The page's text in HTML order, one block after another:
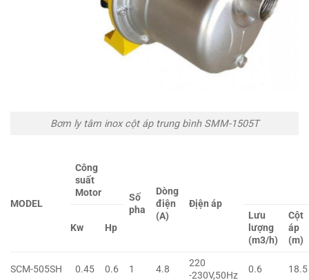
Bơm ly tâm inox cột áp trung bình SMM-1505T
MODEL
Công
suất
Motor
Số
pha
Dòng
điện
(A)
Địện áp
Kw Hp
Lưu
lượng
(m3/h)
Cột
áp
(m)
SCM-505SH 0.45 0.6 1 4.8
220
-230V,50Hz
0.6 18.5